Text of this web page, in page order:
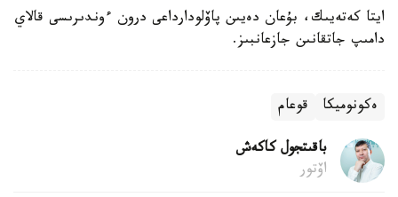
ايتا كەتەيىك، بۇعان دەيىن پاۆلودارداعى درون ءوندىرىسى قالاي
دامىپ جاتقانىن جازعانبىز.
ەكونوميكا قوعام
باقىتجول كاكەش
اۆتور